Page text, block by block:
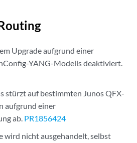
Upgrade aufgrund einer
YANG-Modells deaktiviert.
stürzt auf bestimmten Junos QFX-
aufgrund einer
ab. PR1856424
wird nicht ausgehandelt, selbst